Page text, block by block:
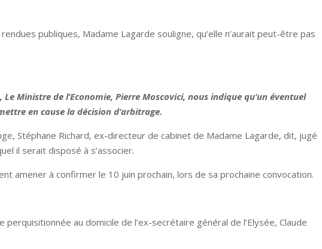
publiques, Madame Lagarde souligne, qu’elle n’aurait peut-être pas
Ministre de l’Economie, Pierre Moscovici, nous indique qu’un éventuel
en cause la décision d’arbitrage.
Stéphane Richard, ex-directeur de cabinet de Madame Lagarde, dit, jugé
il serait disposé à s’associer.
amener à confirmer le 10 juin prochain, lors de sa prochaine convocation.
perquisitionnée au domicile de l’ex-secrétaire général de l’Elysée, Claude